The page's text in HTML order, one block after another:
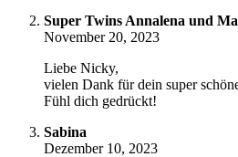
Super Twins Annalena und
November 20, 2023
Liebe Nicky,
vielen Dank für dein super
Fühl dich gedrückt!
Sabina
Dezember 10, 2023